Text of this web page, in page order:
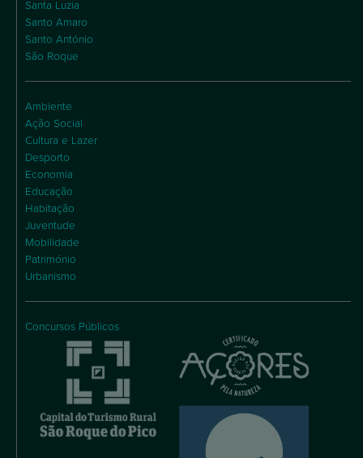
Santa Luzia
Santo Amaro
Santo António
São Roque
Ambiente
Ação Social
Cultura e Lazer
Desporto
Economia
Educação
Habitação
Juventude
Mobilidade
Património
Urbanismo
Concursos Públicos